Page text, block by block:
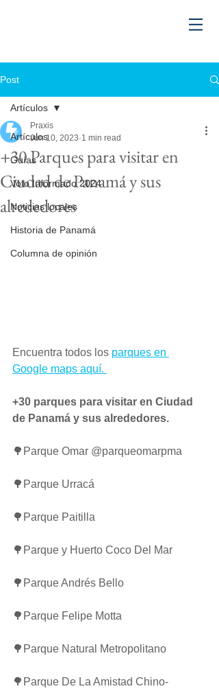
Post
Artículos
Guías
Voto Informado 2024
Noticias locales
Historia de Panamá
Columna de opinión
Artículos
+30 Parques para visitar en
Ciudad de Panamá y sus
alrededores
Praxis
Jun 10, 2023 1 min read
Encuentra todos los parques en
Google maps aquí.
+30 parques para visitar en Ciudad
de Panamá y sus alrededores.
🌳Parque Omar @parqueomarpma
🌳Parque Urracá
🌳Parque Paitilla
🌳Parque y Huerto Coco Del Mar
🌳Parque Andrés Bello
🌳Parque Felipe Motta
🌳Parque Natural Metropolitano
🌳Parque De La Amistad Chino-